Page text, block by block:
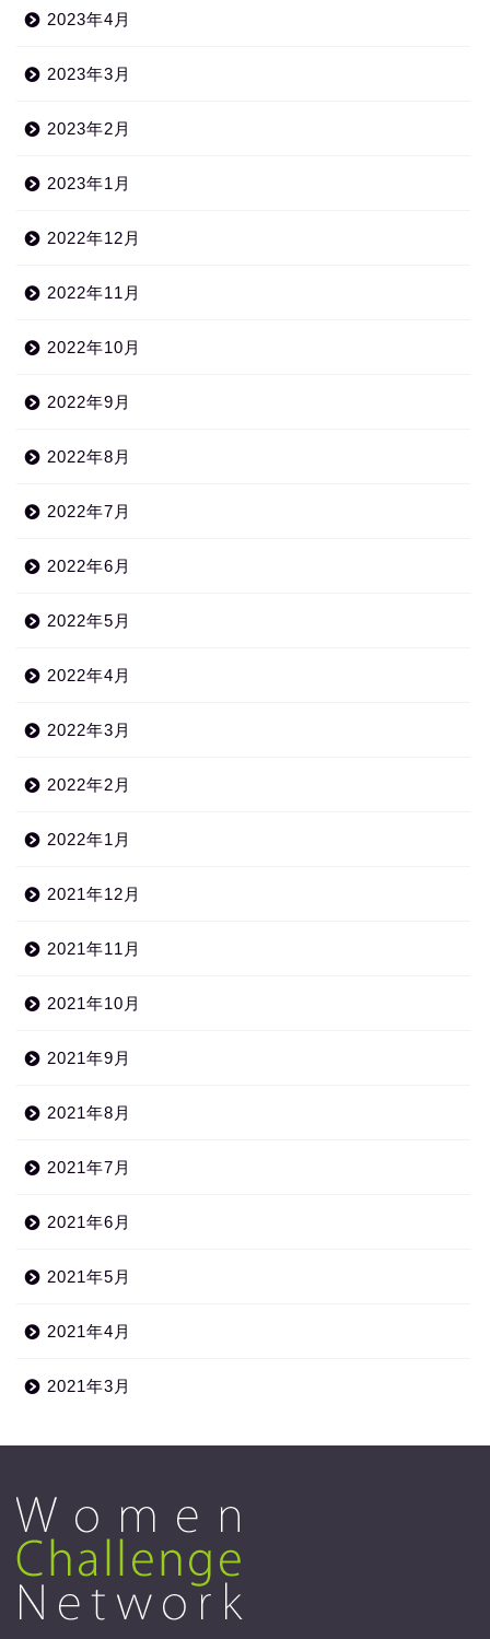
2023年4月
2023年3月
2023年2月
2023年1月
2022年12月
2022年11月
2022年10月
2022年9月
2022年8月
2022年7月
2022年6月
2022年5月
2022年4月
2022年3月
2022年2月
2022年1月
2021年12月
2021年11月
2021年10月
2021年9月
2021年8月
2021年7月
2021年6月
2021年5月
2021年4月
2021年3月